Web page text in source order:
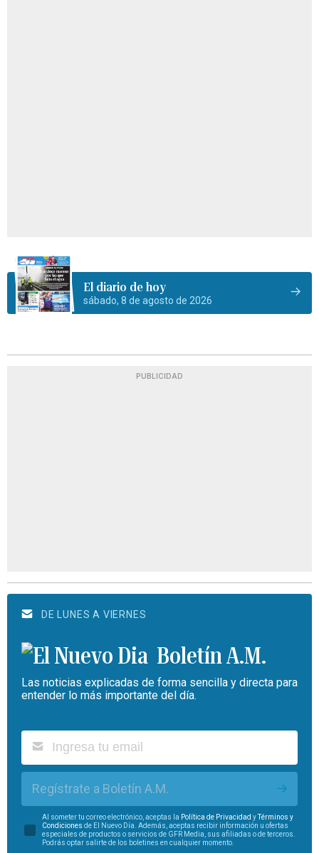
El diario de hoy
sábado, 8 de agosto de 2026
PUBLICIDAD
DE LUNES A VIERNES
Boletín A.M.
Las noticias explicadas de forma sencilla y directa para
entender lo más importante del día.
Regístrate a Boletín A.M.
Al someter tu correo electrónico, aceptas la Política de Privacidad yTérminos y
Condiciones de El Nuevo Día. Además, aceptas recibir información u ofertas
especiales de productos o servicios de GFR Media, sus afiliadas o de terceros.
Podrás optar salirte de los boletines en cualquier momento.